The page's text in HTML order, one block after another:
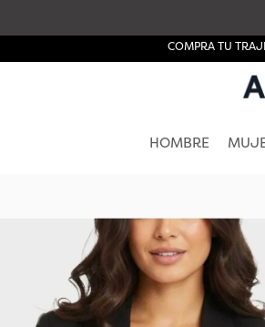
COMPRA TU
HOMBRE